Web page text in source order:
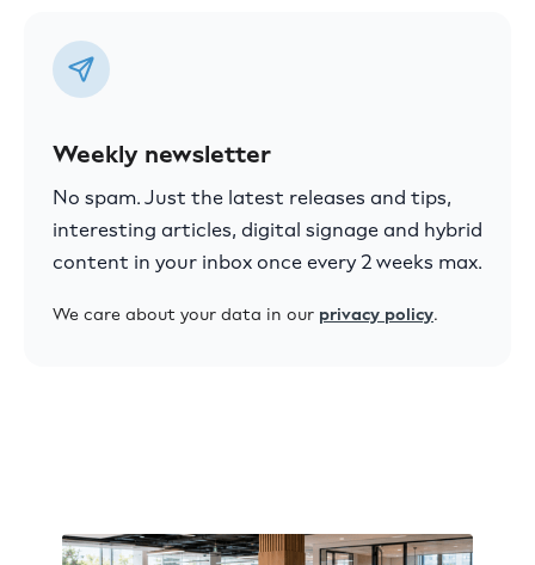
Weekly newsletter
No spam. Just the latest releases and tips,
interesting articles, digital signage and hybrid
content in your inbox once every 2 weeks max.
We care about your data in our privacy policy.